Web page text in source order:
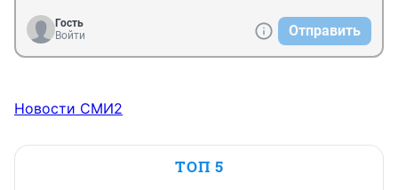
Гость
Войти
Отправить
Новости СМИ2
ТОП 5